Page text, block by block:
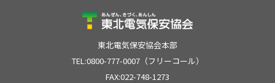
東北電気保安協会本部
TEL:0800-777-0007（フリーコール）
FAX:022-748-1273